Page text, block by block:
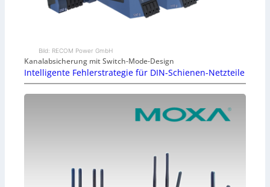
Bild: RECOM Power GmbH
Kanalabsicherung mit Switch-Mode-Design
Intelligente Fehlerstrategie für DIN-Schienen-Netzteile